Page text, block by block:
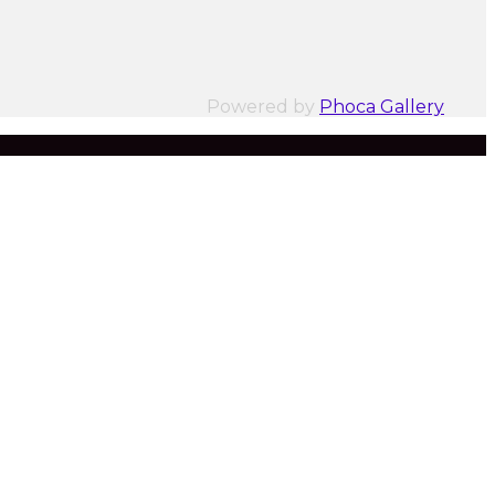
Powered by Phoca Gallery